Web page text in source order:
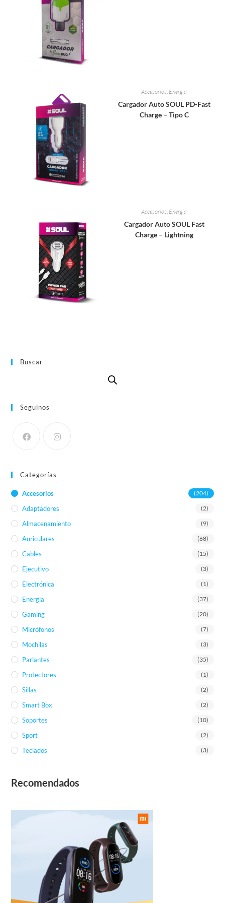
Accesorios Energia
Cargador Auto SOUL PD-Fast
Charge – Tipo C
Accesorios Energia
Cargador Auto SOUL Fast
Charge – Lightning
Buscar
Seguinos
Categorías
Accesorios (204)
Adaptadores (2)
Almacenamiento (9)
Auriculares (68)
Cables (15)
Ejecutivo (3)
Electrónica (1)
Energia (37)
Gaming (20)
Micrófonos (7)
Mochilas (3)
Parlantes (35)
Protectores (1)
Sillas (2)
Smart Box (2)
Soportes (10)
Sport (2)
Teclados (3)
Recomendados